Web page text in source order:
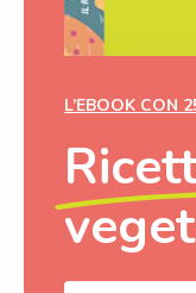
L’EBOOK CON